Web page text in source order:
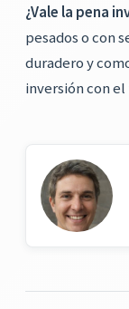
¿Vale la pena
pesados o con
duradero y
inversión con